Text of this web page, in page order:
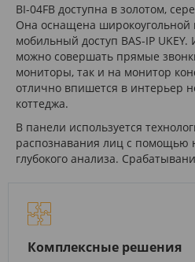
BI-04FB доступна в золотом,
Она оснащена широкоугольной
мобильный доступ BAS-IP UKEY.
можно совершать прямые
мониторы, так и на монитор
отлично впишется в интерьер
коттеджа.
В панели используется
распознавания лиц с помощью
глубокого анализа.
Комплексные решения